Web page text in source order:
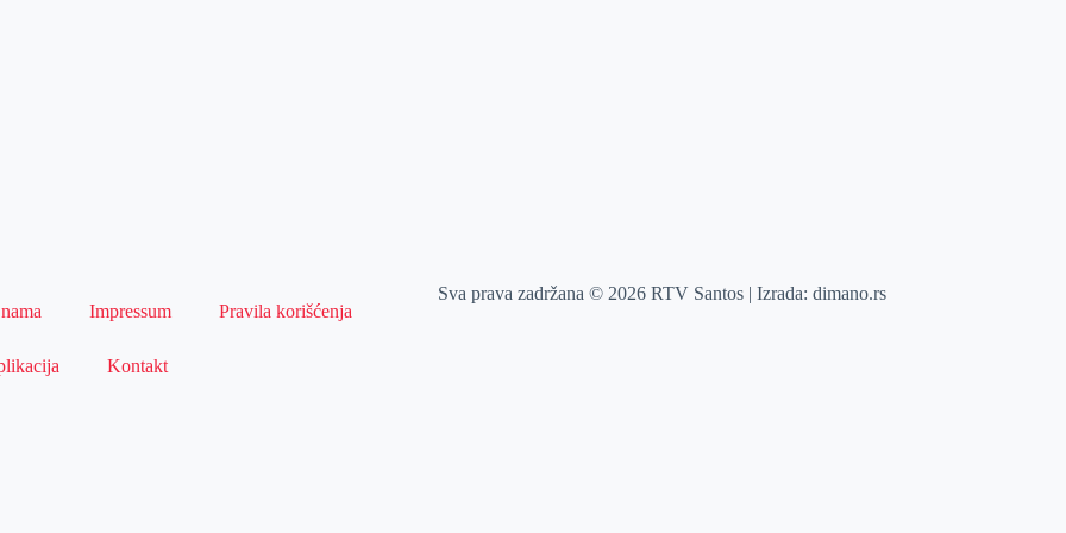
Impressum Pravila korišćenja
Kontakt
Sva prava zadržana © 2026 RTV Santos | Izrada:dimano.rs